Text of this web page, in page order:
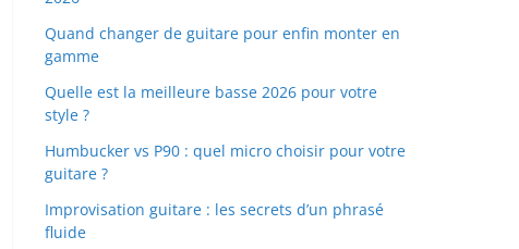
Quand changer de guitare pour enfin monter en
gamme
Quelle est la meilleure basse 2026 pour votre
style ?
Humbucker vs P90 : quel micro choisir pour votre
guitare ?
Improvisation guitare : les secrets d’un phrasé
fluide